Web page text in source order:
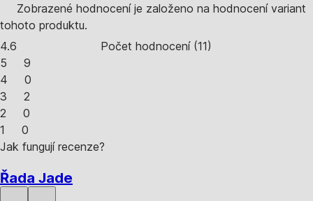
Zobrazené hodnocení je založeno na hodnocení variant
tohoto produktu.
4.6
Počet hodnocení(11)
5
9
4
0
3
2
2
0
1
0
Jak fungují recenze?
Řada Jade